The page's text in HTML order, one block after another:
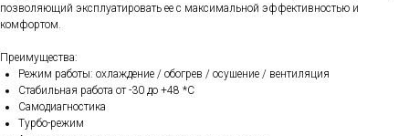
позволяющий эксплуатировать ее с максимальной эффективностью и
комфортом.
Преимущества:
Режим работы: охлаждение / обогрев / осушение / вентиляция
Стабильная работа от -30 до +48 *С
Самодиагностика
Турбо-режим